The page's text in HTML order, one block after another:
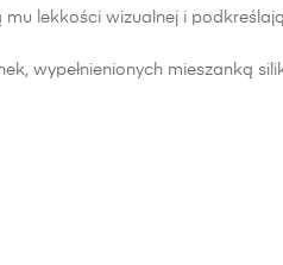
lekkości wizualnej i
wypełnienionych mieszanką